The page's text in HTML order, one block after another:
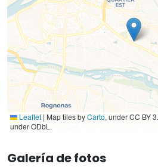
Leaflet | Map tiles byCarto, under CC BY
under ODbL.
Galería de fotos